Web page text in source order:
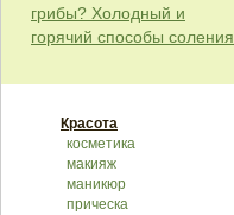
грибы? Холодный и
горячий способы соления
Красота
косметика
макияж
маникюр
прическа